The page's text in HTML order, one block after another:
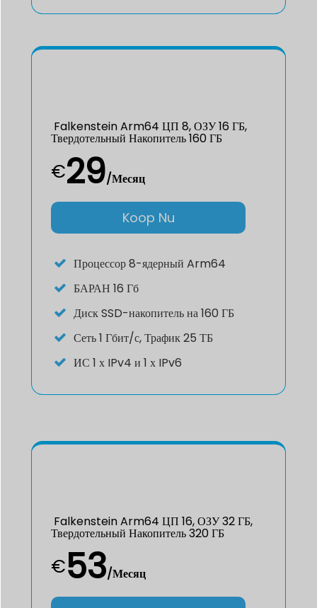
Falkenstein Arm64 ЦП 8, ОЗУ 16 ГБ,
Твердотельный Накопитель 160 ГБ
€29/Месяц
Koop Nu
Процессор8-ядерный Arm64
БАРАН 16 Гб
ДискSSD-накопитель на 160 ГБ
Сеть1 Гбит/с, Трафик 25 ТБ
ИС 1 х IPv4 и 1 х IPv6
Falkenstein Arm64 ЦП 16, ОЗУ 32 ГБ,
Твердотельный Накопитель 320 ГБ
€53/Месяц